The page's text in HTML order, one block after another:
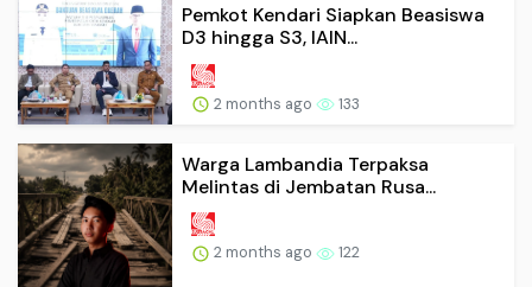
Pemkot Kendari Siapkan Beasiswa
D3 hingga S3, IAIN...
2 months ago 133
Warga Lambandia Terpaksa
Melintas di Jembatan Rusa...
2 months ago 122